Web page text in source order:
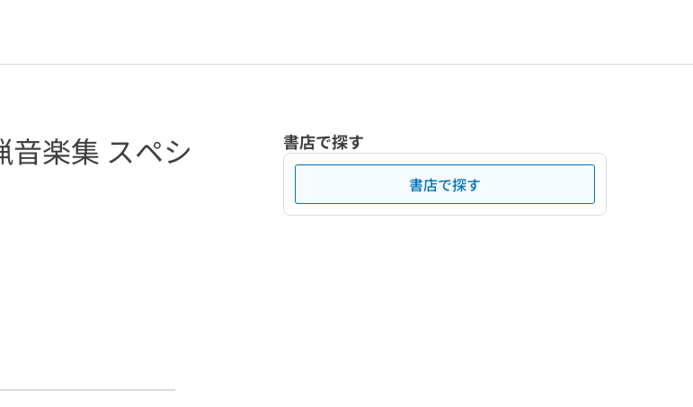
楽集 スペシ
書店で探す
書店で探す